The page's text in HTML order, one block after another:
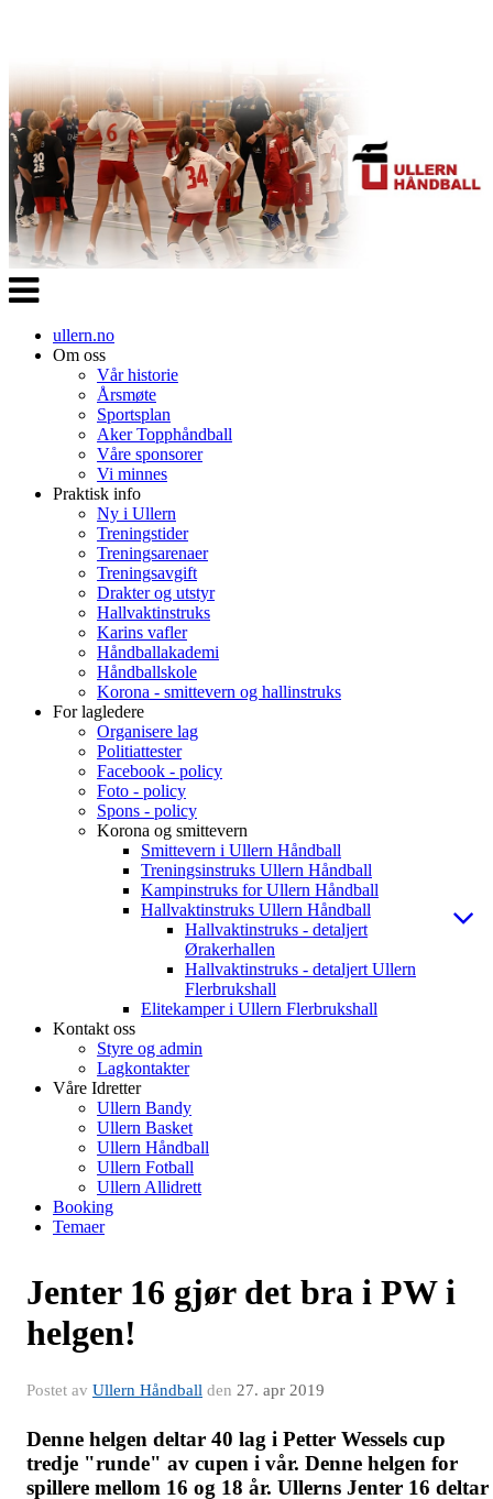
Veksle
navigasjon
ullern.no
Om oss
Vår historie
Årsmøte
Sportsplan
Aker Topphåndball
Våre sponsorer
Vi minnes
Praktisk info
Ny i Ullern
Treningstider
Treningsarenaer
Treningsavgift
Drakter og utstyr
Hallvaktinstruks
Karins vafler
Håndballakademi
Håndballskole
Korona - smittevern og hallinstruks
For lagledere
Organisere lag
Politiattester
Facebook - policy
Foto - policy
Spons - policy
Korona og smittevern
Smittevern i Ullern Håndball
Treningsinstruks Ullern Håndball
Kampinstruks for Ullern Håndball
Hallvaktinstruks Ullern Håndball
Hallvaktinstruks - detaljert
Ørakerhallen
Hallvaktinstruks - detaljert Ullern
Flerbrukshall
Elitekamper i Ullern Flerbrukshall
Kontakt oss
Styre og admin
Lagkontakter
Våre Idretter
Ullern Bandy
Ullern Basket
Ullern Håndball
Ullern Fotball
Ullern Allidrett
Booking
Temaer
Jenter 16 gjør det bra i PW i
helgen!
Postet av Ullern Håndball den 27. apr 2019
Denne helgen deltar 40 lag i Petter Wessels cup
tredje "runde" av cupen i vår. Denne helgen for
spillere mellom 16 og 18 år. Ullerns Jenter 16 deltar